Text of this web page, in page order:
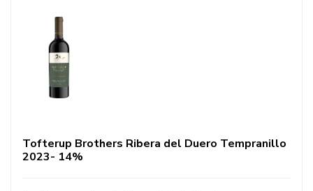
Tofterup Brothers Ribera del Duero Tempranillo
2023- 14%